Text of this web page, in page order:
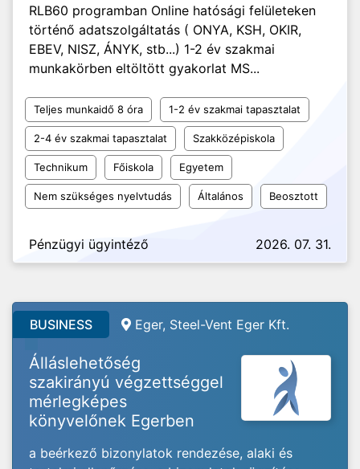
RLB60 programban Online hatósági felületeken
történő adatszolgáltatás ( ONYA, KSH, OKIR,
EBEV, NISZ, ÁNYK, stb...) 1-2 év szakmai
munkakörben eltöltött gyakorlat MS...
Teljes munkaidő 8 óra 1-2 év szakmai tapasztalat
2-4 év szakmai tapasztalat Szakközépiskola
Technikum Főiskola Egyetem
Nem szükséges nyelvtudás Általános Beosztott
Pénzügyi ügyintéző 2026. 07. 31.
BUSINESS Eger, Steel-Vent Eger Kft.
Álláslehetőség
szakirányú végzettséggel
mérlegképes
könyvelőnek Egerben
a beérkező bizonylatok rendezése, alaki és